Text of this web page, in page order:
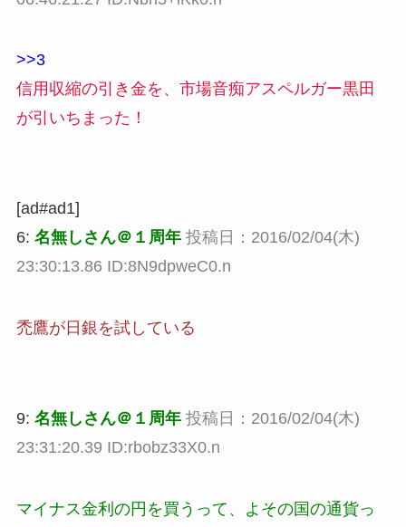
>>3
信用収縮の引き金を、市場音痴アスペルガー黒田
が引いちまった！
[ad#ad1]
6: 名無しさん＠１周年 投稿日：2016/02/04(木)
23:30:13.86 ID:8N9dpweC0.n
禿鷹が日銀を試している
9: 名無しさん＠１周年 投稿日：2016/02/04(木)
23:31:20.39 ID:rbobz33X0.n
マイナス金利の円を買うって、よその国の通貨っ